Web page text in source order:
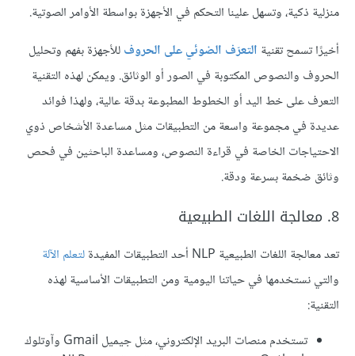
منزلية ذكية، وتسهل علينا التحكم في الأجهزة بواسطة الأوامر الصوتية.
أخيرًا تسمح تقنية التعرّف الضوئي على الحروفللأجهزة بفهم وتحليل
الحروف والنصوص المكتوبة في الصور أو الوثائق. ويمكن لهذه التقنية
التعرف على خط اليد أو الخطوط المطبوعة بدقة عالية، ولهذا فوائد
عديدة في مجموعة واسعة من التطبيقات مثل مساعدة الأشخاص ذوي
الاحتياجات الخاصة في قراءة النصوص، ومساعدة الباحثين في فحص
وثائق ضخمة بسرعة ودقة.
8. معالجة اللغات الطبيعية
تعد معالجة اللغات الطبيعية NLP أحد التطبيقات المفيدة
لتعلم الآلة
والتي نستخدمها في حياتنا اليومية ومن التطبيقات الأساسية لهذه
التقنية:
تستخدم منصات البريد الإلكتروني، مثل جيميل Gmail وآوتلوك